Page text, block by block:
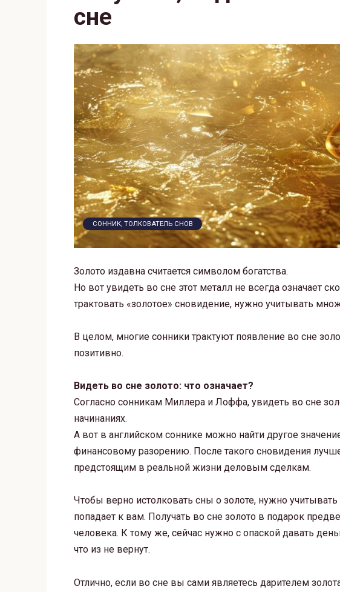
сне
СОННИК, ТОЛКОВАТЕЛЬ СНОВ
Золото издавна считается символом богатства.
Но вот увидеть во сне этот металл не всегда означает
трактовать «золотое» сновидение, нужно учитывать
В целом, многие сонники трактуют появление во сне
позитивно.
Видеть во сне золото: что означает?
Согласно сонникам Миллера и Лоффа, увидеть во сне
начинаниях.
А вот в английском соннике можно найти другое
финансовому разорению. После такого сновидения
предстоящим в реальной жизни деловым сделкам.
Чтобы верно истолковать сны о золоте, нужно
попадает к вам. Получать во сне золото в подарок
человека. К тому же, сейчас нужно с опаской давать
что из не вернут.
Отлично, если во сне вы сами являетесь дарителем